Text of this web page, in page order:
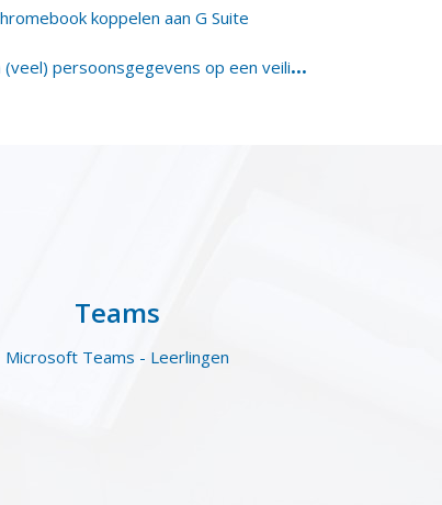
koppelen aan G Suite
D
elen van (veel) persoonsgegevens op een veilige manier
Teams
Microsoft Teams - Leerlingen